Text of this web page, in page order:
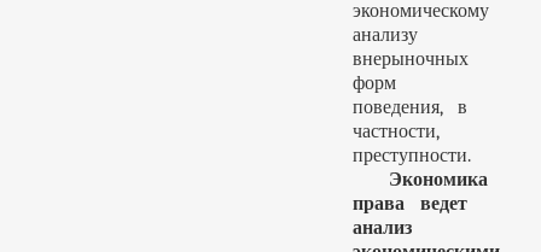
экономическому
анализу
внерыночных
форм
поведения, в
частности,
преступности.
Экономика
права ведет
анализ